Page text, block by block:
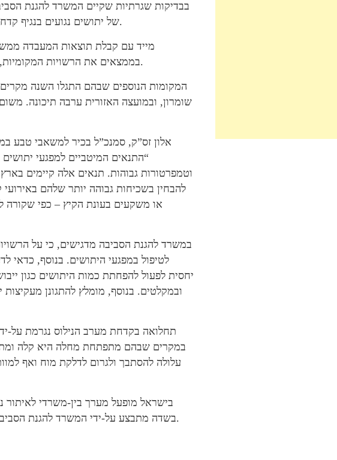
בבדיקות שגרתיות שקיים המשרד להגנת
של יתושים נגועים בנגיף קדחת מערב הנילוס: בערבה, בעמק המעיינות, בעמק יזרעאל ובנחל שורק.
מייד עם קבלת תוצאות המעבדה
בממצאים את הרשויות המקומיות, ודרשו מהן להרחיב את היקף הפיקוח וההדברה של היתושים בשטחן.
המקומות הנוספים שבהם התגלו השנה
שומרון, ובמועצה האזורית ערבה תיכונה.
אלון זס”ק, סמנכ”ל בכיר למשאבי טבע
“התנאים המיטביים למפגעי
וטמפרטורות גבוהות. תנאים אלה קיימים
להבחין בשכיחות גבוהה יותר שלהם באירועי
או משקעים בעונת הקיץ – כפי שקורה
במשרד להגנת הסביבה מדגישים, כי על
לטיפול במפגעי היתושים. בנוסף, כדאי
יחסית לפעול להפחתת כמות היתושים כגון
ובמקלטים. בנוסף, מומלץ להתגונן
תחלואה בקדחת מערב הנילוס נגרמת על-
במקרים שבהם מתפתחת מחלה היא קלה
עלולה להסתבך ולגרום לדלקת מוח ואף
בישראל מופעל מערך בין-משרדי לאיתור
בשדה מתבצע על-ידי המשרד להגנת הסביבה; זיהוי היתושים ובדיקות הנגיף מתבצעים במעבדות משרד הבריאות.